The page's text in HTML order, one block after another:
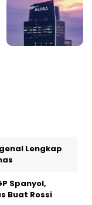
Lengkap
Spanyol,
Buat Rossi